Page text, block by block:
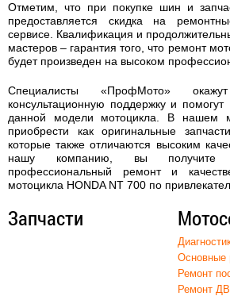
Отметим, что при покупке шин и
предоставляется скидка на
сервисе. Квалификация и
мастеров – гарантия того, что ремонт
будет произведен на высоком
Специалисты «ПрофМото»
консультационную поддержку и помогут
данной модели мотоцикла. В нашем
приобрести как оригинальные
которые также отличаются высоким
нашу компанию, вы получите
профессиональный ремонт и
мотоцикла HONDA NT 700 по
Запчасти
Основные
Ремонт
Ремонт